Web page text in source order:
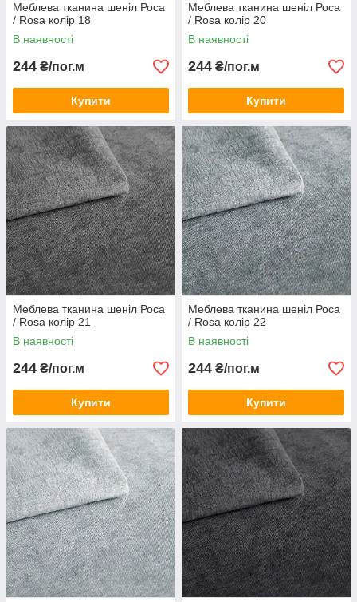
Меблева тканина шеніл Роса
/ Rosa колір 18
В наявності
244 ₴/пог.м
Купити
Меблева тканина шеніл Роса
/ Rosa колір 20
В наявності
244 ₴/пог.м
Купити
Меблева тканина шеніл Роса
/ Rosa колір 21
В наявності
244 ₴/пог.м
Купити
Меблева тканина шеніл Роса
/ Rosa колір 22
В наявності
244 ₴/пог.м
Купити